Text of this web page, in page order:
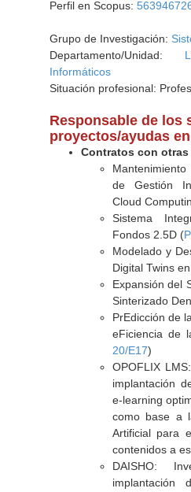
Perfil en Scopus:
Grupo de Investigación:
Departamento/Unidad:
Informáticos
Situación profesional:
Responsable de los
proyectos/ayudas
Contratos con
de Gestión
Cloud
Sistema
Fondos 2.5D (
Modelado y
Digital Twins
Expansión del
Sinterizado
PrEdicción de
eFiciencia de
20/E17)
OPOFLIX
implantación
e-learning
como base a
Artificial para
contenidos a
DAISHO:
implantación